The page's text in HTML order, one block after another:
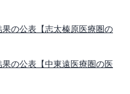
の公表【志太榛原医療圏の
の公表【中東遠医療圏の医